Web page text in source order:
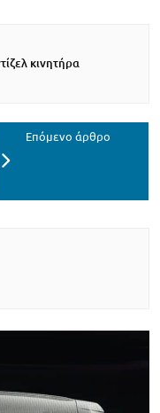
κινητήρα